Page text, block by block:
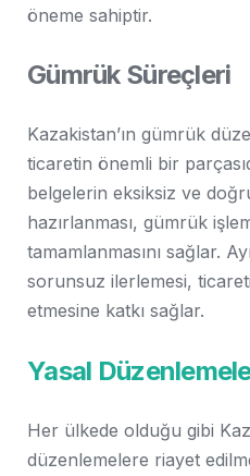
öneme sahiptir.
Gümrük Süreçleri
Kazakistan’ın gümrük
ticaretin önemli bir
belgelerin eksiksiz ve
hazırlanması, gümrük
tamamlanmasını sağlar.
sorunsuz ilerlemesi,
etmesine katkı sağlar.
Yasal
Her ülkede olduğu gibi
düzenlemelere riayet